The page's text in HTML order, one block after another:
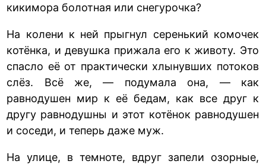
кикимора болотная или снегурочка?
На колени к ней прыгнул серенький комочек
котёнка, и девушка прижала его к животу. Это
спасло её от практически хлынувших потоков
слёз. Всё же, — подумала она, — как
равнодушен мир к её бедам, как все друг к
другу равнодушны и этот котёнок равнодушен
и соседи, и теперь даже муж.
На улице, в темноте, вдруг запели озорные,